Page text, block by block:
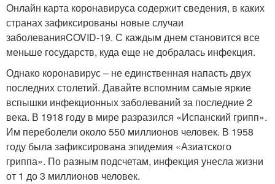
Онлайн карта коронавируса содержит сведения, в каких
странах зафиксированы новые случаи
заболеванияCOVID-19. С каждым днем становится все
меньше государств, куда еще не добралась инфекция.
Однако коронавирус – не единственная напасть двух
последних столетий. Давайте вспомним самые яркие
вспышки инфекционных заболеваний за последние 2
века. В 1918 году в мире разразился «Испанский грипп».
Им переболели около 550 миллионов человек. В 1958
году была зафиксирована эпидемия «Азиатского
гриппа». По разным подсчетам, инфекция унесла жизни
от 1 до 3 миллионов человек.